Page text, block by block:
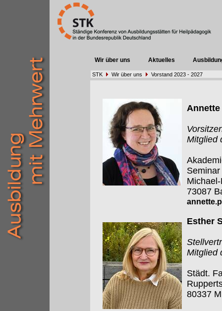
Wir über uns Aktuelles
STK Wir über uns Vorstand 2023 - 2027
Mitglied
Seminar
73087
Esther
Mitglied
Städt.
80337